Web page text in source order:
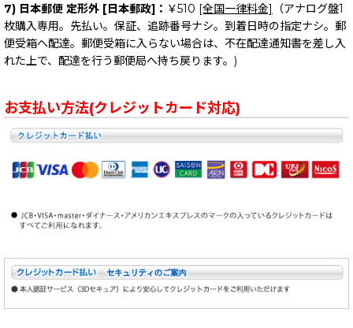
7) 日本郵便 定形外 [日本郵政]： ￥510 [全国一律料金]
（アナログ盤1
枚購入専用。先払い。保証、追跡番号ナシ。到着日時の指定ナシ。郵
便受箱へ配達。郵便受箱に入らない場合は、不在配達通知書を差し入
れた上で、配達を行う郵便局へ持ち戻ります。)
お支払い方法(クレジットカード対応)